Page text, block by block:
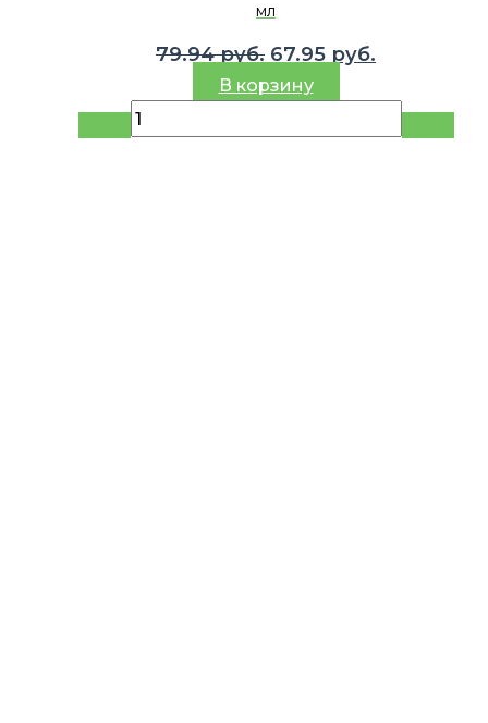
мл
79.94руб. Первоначальная
цена
79.94 руб..
67.95 руб.
67.95 руб..
В корзину